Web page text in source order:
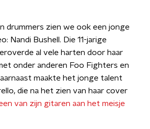
drummers zien we ook een jonge
Nandi Bushell. Die 11-jarige
al vele harten door haar
onder anderen Foo Fighters en
maakte het jonge talent
die na het zien van haar cover
van zijn gitaren aan het meisje